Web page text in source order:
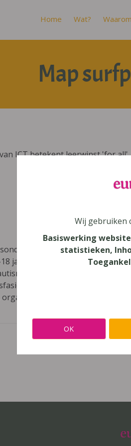
Home Wat?
Map
ICT betekent leerwinst 'for all'
(6-9 jaar), secundair
jaar), hoger onderwijs (18-24
ASS, hoogbegaafdheid,
leerproblemen
klas en school
Wij gebruiken
Basiswerking
statistieken,
OK